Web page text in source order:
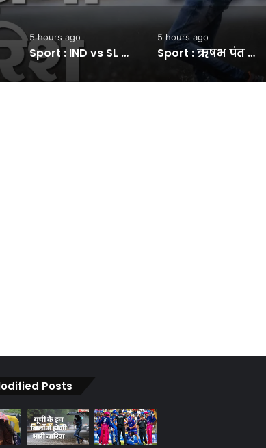
5 hours ago
Sport : ऋषभ पंत फिर गैरजिम्मेदाराना शॉट खेलकर हुए आउट, वॉर्म-अप मैच में श्रीलंका के खिलाफ बनाए सिर्फ 2 रन #INA
5 hours ago
हरियाणा BJP अध्यक्ष का दावा-CJP प्रोटेस्ट में आतंकी भी शामिल:बोलीं- इस आंदोलन में महिला कॉन्स्टेबल की जान गई, दिल्ली पुलिस इसे बता चुकी झूठ- INA NEWS
Posts